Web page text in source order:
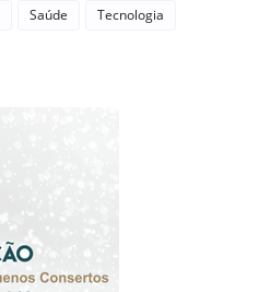
Saúde Tecnologia